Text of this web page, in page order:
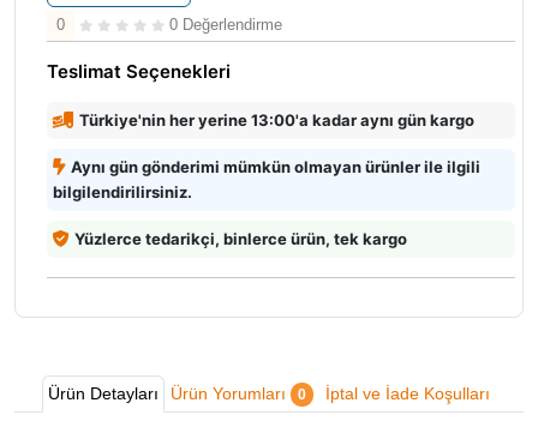
0 0 Değerlendirme
Teslimat Seçenekleri
Türkiye'nin her yerine 13:00'a kadar aynı gün kargo
Aynı gün gönderimi mümkün olmayan ürünler ile ilgili
bilgilendirilirsiniz.
Yüzlerce tedarikçi, binlerce ürün, tek kargo
Ürün Detayları Ürün Yorumları 0 İptal ve İade Koşulları